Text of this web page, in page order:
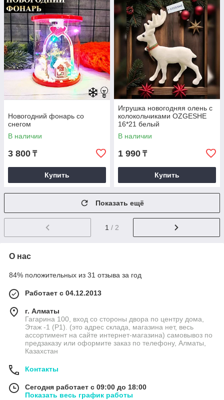
Новогодний фонарь со
снегом
В наличии
3 800 ₸
Купить
Игрушка новогодняя олень с
колокольчиками OZGESHE
16*21 белый
В наличии
1 990 ₸
Купить
Показать ещё
1 / 2
О нас
84% положительных из 31 отзыва за год
Работает с 04.12.2013
г. Алматы
Гагарина 100, вход со стороны двора по центру дома,
Этаж -1 (P1). (это адрес склада, магазина нет, весь
ассортимент на сайте интернет-магазина) самовывоз по
предзаказу или оформите заказ по телефону, Алматы,
Казахстан
Контакты
Сегодня работает с 09:00 до 18:00
Показать весь график работы